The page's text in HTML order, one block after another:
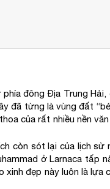
đông Địa Trung
đã từng là vùng đất
của rất nhiều nền
còn sót lại của lịch
ở Larnaca
đẹp này luôn là